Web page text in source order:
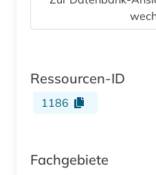
Ressourcen-ID
1186
Fachgebiete